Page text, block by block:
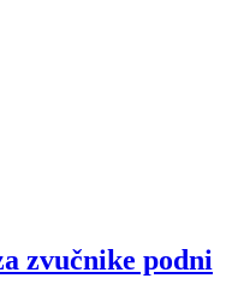
zvučnike podni